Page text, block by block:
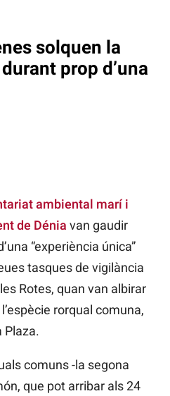
solquen la
prop d’una
ambiental marí i
de Dénia van gaudir
“experiència única”
tasques de vigilància
Rotes, quan van albirar
rorqual comuna,
Plaza.
comuns -la segona
que pot arribar als 24